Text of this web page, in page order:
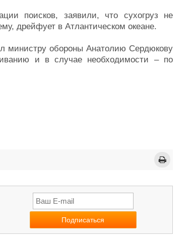
поисков, заявили, что сухогруз не
дрейфует в Атлантическом океане.
министру обороны Анатолию Сердюкову
и в случае необходимости – по